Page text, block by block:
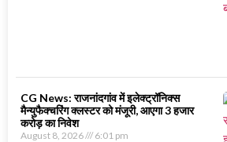
CG News: राजनांदगांव में इलेक्ट्रॉनिक्स
मैन्युफैक्चरिंग क्लस्टर को मंजूरी, आएगा 3 हजार
करोड़ का निवेश
August 8, 2026 6:01 pm